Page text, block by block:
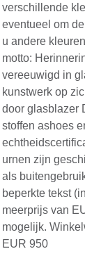
verschillende
eventueel om
u andere
motto:
vereeuwigd in
kunstwerk op
door glasblazer
stoffen ashoes
urnen zijn
als
beperkte tekst
meerprijs van
mogelijk.
EUR 950